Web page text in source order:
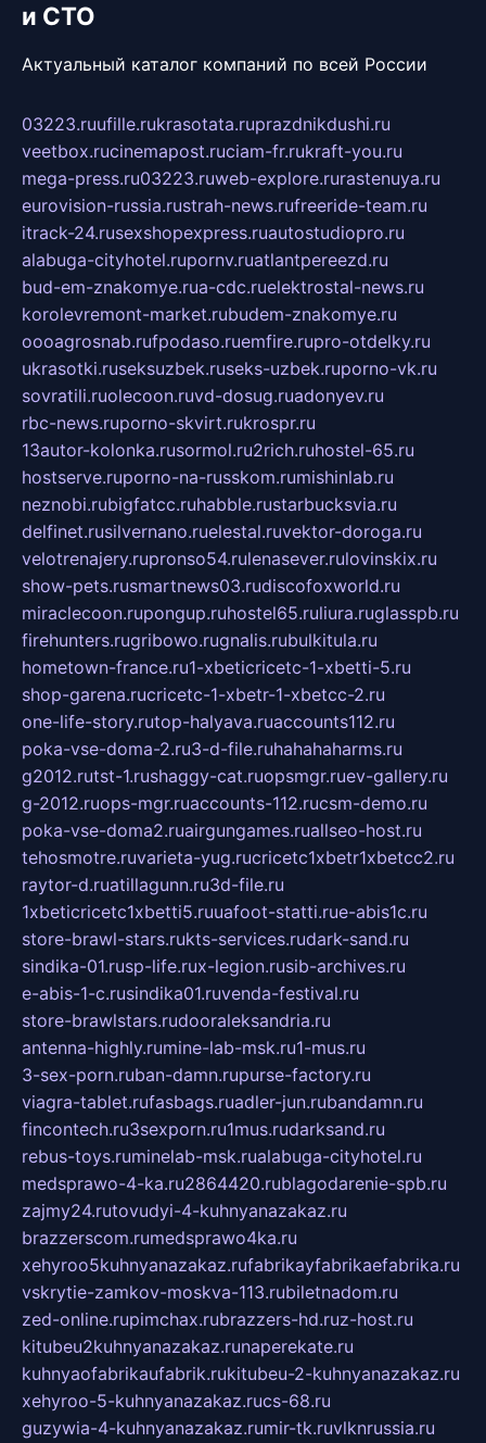
и СТО
Актуальный каталог компаний по всей России
03223.ruufille.rukrasotata.ruprazdnikdushi.ru
veetbox.rucinemapost.ruciam-fr.rukraft-you.ru
mega-press.ru03223.ruweb-explore.rurastenuya.ru
eurovision-russia.rustrah-news.rufreeride-team.ru
itrack-24.rusexshopexpress.ruautostudiopro.ru
alabuga-cityhotel.rupornv.ruatlantpereezd.ru
bud-em-znakomye.rua-cdc.ruelektrostal-news.ru
korolevremont-market.rubudem-znakomye.ru
oooagrosnab.rufpodaso.ruemfire.rupro-otdelky.ru
ukrasotki.ruseksuzbek.ruseks-uzbek.ruporno-vk.ru
sovratili.ruolecoon.ruvd-dosug.ruadonyev.ru
rbc-news.ruporno-skvirt.rukrospr.ru
13autor-kolonka.rusormol.ru2rich.ruhostel-65.ru
hostserve.ruporno-na-russkom.rumishinlab.ru
neznobi.rubigfatcc.ruhabble.rustarbucksvia.ru
delfinet.rusilvernano.ruelestal.ruvektor-doroga.ru
velotrenajery.rupronso54.rulenasever.rulovinskix.ru
show-pets.rusmartnews03.rudiscofoxworld.ru
miraclecoon.rupongup.ruhostel65.ruliura.ruglasspb.ru
firehunters.rugribowo.rugnalis.rubulkitula.ru
hometown-france.ru1-xbeticricetc-1-xbetti-5.ru
shop-garena.rucricetc-1-xbetr-1-xbetcc-2.ru
one-life-story.rutop-halyava.ruaccounts112.ru
poka-vse-doma-2.ru3-d-file.ruhahahaharms.ru
g2012.rutst-1.rushaggy-cat.ruopsmgr.ruev-gallery.ru
g-2012.ruops-mgr.ruaccounts-112.rucsm-demo.ru
poka-vse-doma2.ruairgungames.ruallseo-host.ru
tehosmotre.ruvarieta-yug.rucricetc1xbetr1xbetcc2.ru
raytor-d.ruatillagunn.ru3d-file.ru
1xbeticricetc1xbetti5.ruuafoot-statti.rue-abis1c.ru
store-brawl-stars.rukts-services.rudark-sand.ru
sindika-01.rusp-life.rux-legion.rusib-archives.ru
e-abis-1-c.rusindika01.ruvenda-festival.ru
store-brawlstars.rudooraleksandria.ru
antenna-highly.rumine-lab-msk.ru1-mus.ru
3-sex-porn.ruban-damn.rupurse-factory.ru
viagra-tablet.rufasbags.ruadler-jun.rubandamn.ru
fincontech.ru3sexporn.ru1mus.rudarksand.ru
rebus-toys.ruminelab-msk.rualabuga-cityhotel.ru
medsprawo-4-ka.ru2864420.rublagodarenie-spb.ru
zajmy24.rutovudyi-4-kuhnyanazakaz.ru
brazzerscom.rumedsprawo4ka.ru
xehyroo5kuhnyanazakaz.rufabrikayfabrikaefabrika.ru
vskrytie-zamkov-moskva-113.rubiletnadom.ru
zed-online.rupimchax.rubrazzers-hd.ruz-host.ru
kitubeu2kuhnyanazakaz.runaperekate.ru
kuhnyaofabrikaufabrik.rukitubeu-2-kuhnyanazakaz.ru
xehyroo-5-kuhnyanazakaz.rucs-68.ru
guzywia-4-kuhnyanazakaz.rumir-tk.ruvlknrussia.ru